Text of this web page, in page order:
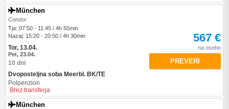
München
Condor
Tja: 07:50 - 11:45 / 4h 55min
Nazaj: 15:20 - 20:50 / 4h 30min
Tor, 13.04.
Pet, 23.04.
10 dni
Dvoposteljna soba Meerbl. BK/TE
Polpenzion
Brez transferja
567 €
na osebo
PREVERI
München